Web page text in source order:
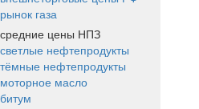
рынок газа
средние цены НПЗ
светлые нефтепродукты
тёмные нефтепродукты
моторное масло
битум